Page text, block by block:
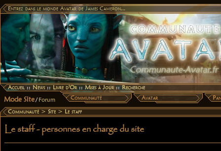
Entrez dans le monde Avatar de James Cameron...
Accueil::News::Livre d'Or::Mises à Jour::Recherche
Mode Site/ Forum Communauté Avatar
Communauté >Site >Le staff
Le staff - personnes en charge du site